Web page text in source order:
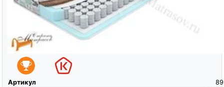
Артикул
89